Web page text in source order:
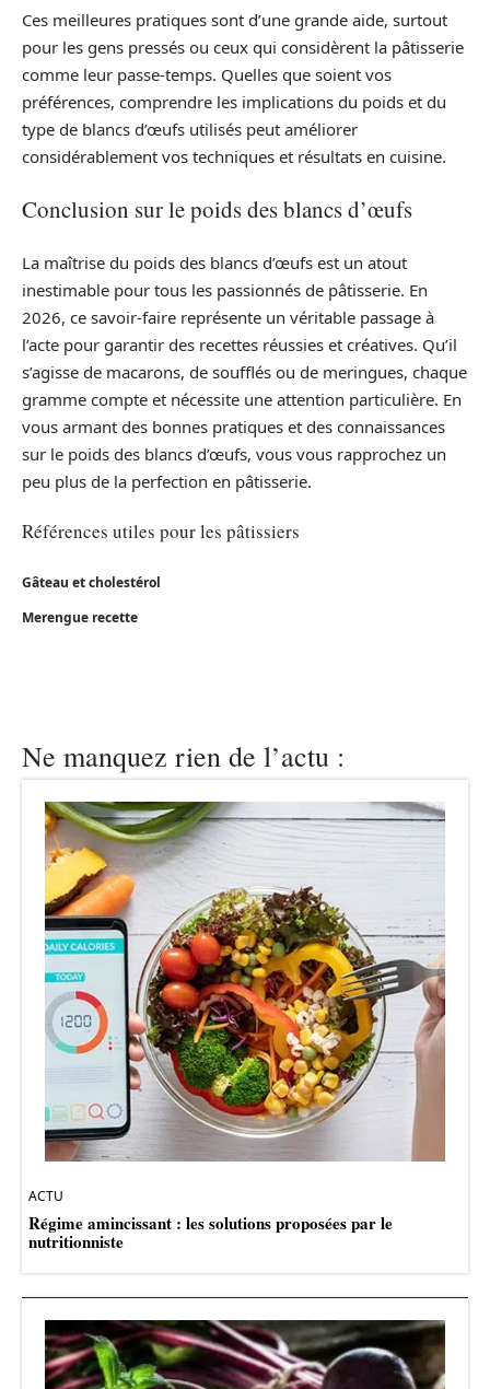
Ces meilleures pratiques sont d’une grande aide, surtout
pour les gens pressés ou ceux qui considèrent la pâtisserie
comme leur passe-temps. Quelles que soient vos
préférences, comprendre les implications du poids et du
type de blancs d’œufs utilisés peut améliorer
considérablement vos techniques et résultats en cuisine.
Conclusion sur le poids des blancs d’œufs
La maîtrise du poids des blancs d’œufs est un atout
inestimable pour tous les passionnés de pâtisserie. En
2026, ce savoir-faire représente un véritable passage à
l’acte pour garantir des recettes réussies et créatives. Qu’il
s’agisse de macarons, de soufflés ou de meringues, chaque
gramme compte et nécessite une attention particulière. En
vous armant des bonnes pratiques et des connaissances
sur le poids des blancs d’œufs, vous vous rapprochez un
peu plus de la perfection en pâtisserie.
Références utiles pour les pâtissiers
Gâteau et cholestérol
Merengue recette
Ne manquez rien de l’actu :
ACTU
Régime amincissant : les solutions proposées par le
nutritionniste